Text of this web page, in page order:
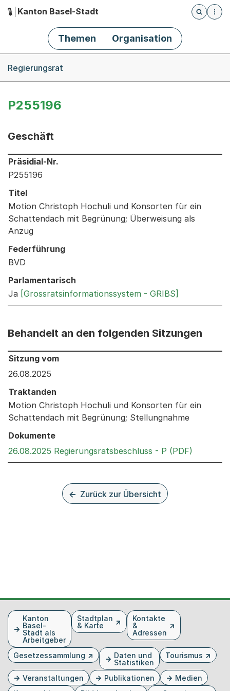
Hauptnavigation
Kanton Basel-Stadt
Öffnet
Themen Organisation
Regierungsrat
P255196
Geschäft
Informationen zum Ausgewählten Geschäft
Präsidial-Nr.
P255196
Titel
Motion Christoph Hochuli und Konsorten für ein
Schattendach mit Begrünung; Überweisung als
Anzug
Federführung
BVD
Parlamentarisch
Ja [Grossratsinformationssystem - GRIBS]
Behandelt an den folgenden Sitzungen
Behandelt an den folgenden Sitzungen: Informationen
Sitzung vom
26.08.2025
Traktanden
Motion Christoph Hochuli und Konsorten für ein
Schattendach mit Begrünung; Stellungnahme
Dokumente
26.08.2025 Regierungsratsbeschluss - P (PDF)
Zurück zur Übersicht
FusszeileKanton
Basel-
Stadt als
Arbeitgeber
Stadtplan
& Karte
Kontakte
&
Adressen
Gesetzessammlung
Daten und
Statistiken
Tourismus
Veranstaltungen Publikationen
Medien